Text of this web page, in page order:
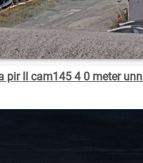
pir II cam145 4 0 meter